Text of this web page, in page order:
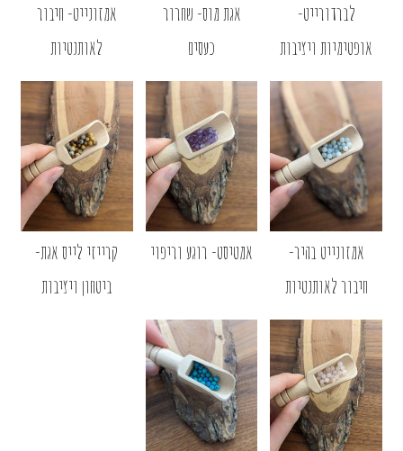
לברדורייט-
אופטימיות ויציבות
אגת מוס- שחרור
כעסים
אמזונייט- חיבור
לאותנטיות
אמזונייט בהיר-
חיבור לאותנטיות
אמטיסט- רוגע וריפוי
קרייזי לייס אגת-
ביטחון ויציבות